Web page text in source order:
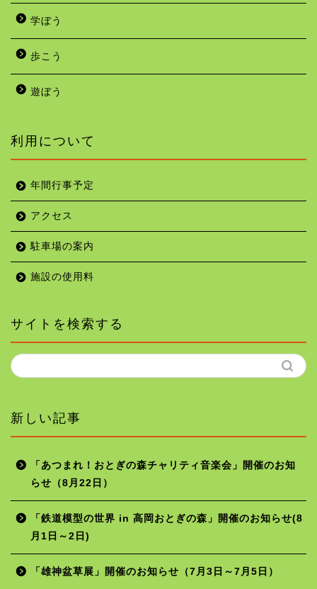
学ぼう
歩こう
遊ぼう
利用について
年間行事予定
アクセス
駐車場の案内
施設の使用料
サイトを検索する
新しい記事
「あつまれ！おとぎの森チャリティ音楽会」開催のお知
らせ（8月22日）
「鉄道模型の世界 in 高岡おとぎの森」開催のお知らせ(8
月1日～2日)
「雄神盆草展」開催のお知らせ（7月3日～7月5日）
ホーム
年間行事予定